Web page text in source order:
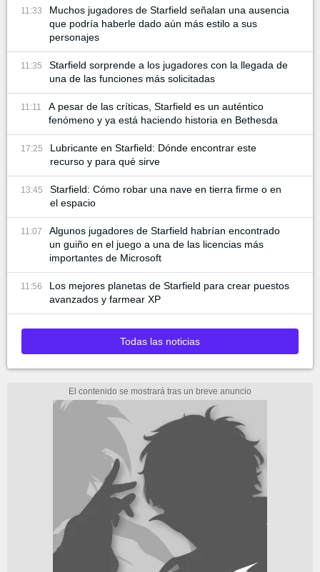
11:33
Muchos jugadores de Starfield señalan una ausencia
que podría haberle dado aún más estilo a sus
personajes
11:35
Starfield sorprende a los jugadores con la llegada de
una de las funciones más solicitadas
11:11
A pesar de las críticas, Starfield es un auténtico
fenómeno y ya está haciendo historia en Bethesda
17:25
Lubricante en Starfield: Dónde encontrar este
recurso y para qué sirve
13:45
Starfield: Cómo robar una nave en tierra firme o en
el espacio
11:07
Algunos jugadores de Starfield habrían encontrado
un guiño en el juego a una de las licencias más
importantes de Microsoft
11:56
Los mejores planetas de Starfield para crear puestos
avanzados y farmear XP
Todas las noticias